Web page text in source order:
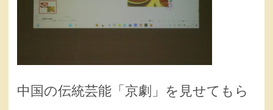
中国の伝統芸能「京劇」を見せてもら